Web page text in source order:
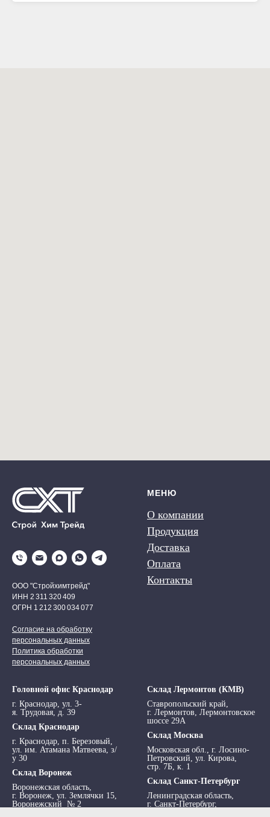
ООО "Стройхимтрейд"
ИНН 2 311 320 409
ОГРН 1 212 300 034 077
Согласие на обработку
персональных данных
Политика обработки
персональных данных
МЕНЮ
О компании
Продукция
Доставка
Оплата
Контакты
Головной офис Краснодар
г. Краснодар, ул. 3-
я. Трудовая, д. 39
Склад Краснодар
г. Краснодар, п. Березовый,
ул. им. Атамана Матвеева, з/
у 30
Склад Воронеж
Воронежская область,
г. Воронеж, ул. Землячки 15,
Воронежский № 2
Склад Лермонтов (КМВ)
Ставропольский край,
г. Лермонтов, Лермонтовское
шоссе 29А
Склад Москва
Московская обл., г. Лосино-
Петровский, ул. Кирова,
стр. 7Б, к. 1
Склад Санкт-Петербург
Ленинградская область,
г. Санкт-Петербург,